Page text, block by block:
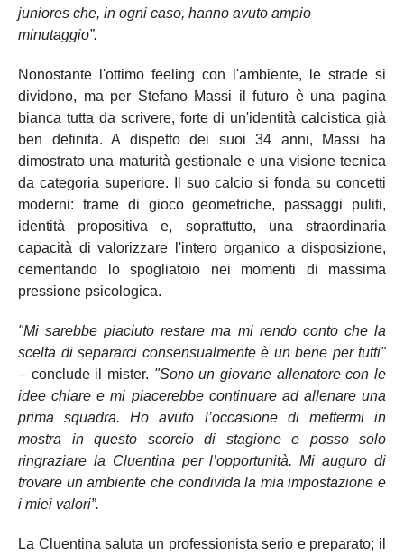
juniores che, in ogni caso, hanno avuto ampio
minutaggio”.
Nonostante l'ottimo feeling con l'ambiente, le strade si
dividono, ma per Stefano Massi il futuro è una pagina
bianca tutta da scrivere, forte di un'identità calcistica già
ben definita. A dispetto dei suoi 34 anni, Massi ha
dimostrato una maturità gestionale e una visione tecnica
da categoria superiore. Il suo calcio si fonda su concetti
moderni: trame di gioco geometriche, passaggi puliti,
identità propositiva e, soprattutto, una straordinaria
capacità di valorizzare l'intero organico a disposizione,
cementando lo spogliatoio nei momenti di massima
pressione psicologica.
"Mi sarebbe piaciuto restare ma mi rendo conto che la
scelta di separarci consensualmente è un bene per tutti"
– conclude il mister. "Sono un giovane allenatore con le
idee chiare e mi piacerebbe continuare ad allenare una
prima squadra. Ho avuto l’occasione di mettermi in
mostra in questo scorcio di stagione e posso solo
ringraziare la Cluentina per l’opportunità. Mi auguro di
trovare un ambiente che condivida la mia impostazione e
i miei valori”.
La Cluentina saluta un professionista serio e preparato; il